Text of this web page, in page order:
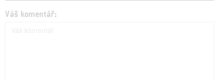
Váš komentář: